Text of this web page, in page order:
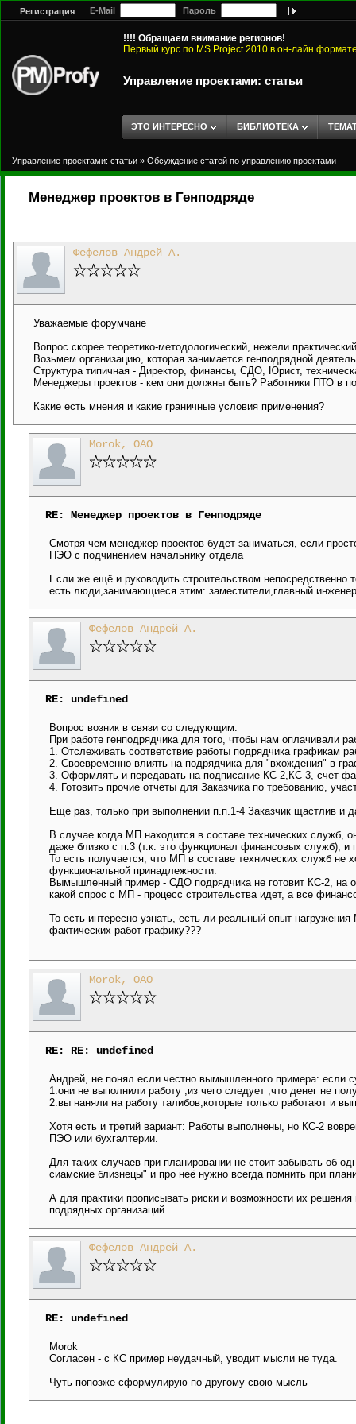
Регистрация E-Mail Пароль
!!!! Обращаем внимание регионов!
Первый курс по MS Project 2010 в он-лайн
Управление проектами: статьи
ЭТО ИНТЕРЕСНО БИБЛИОТЕКА
Управление проектами: статьи » Обсуждение статей по управлению проектами
Менеджер проектов в Генподряде
Фефелов Андрей А.
Уважаемые форумчане
Вопрос скорее теоретико-методологический, нежели
Возьмем организацию, которая занимается генподрядной
Структура типичная - Директор, финансы, СДО, Юрист,
Менеджеры проектов - кем они должны быть? Работники ПТО в
Какие есть мнения и какие граничные условия применения?
Morok, ОАО
RE: Менеджер проектов в Генподряде
Смотря чем менеджер проектов будет заниматься, если
ПЭО с подчинением начальнику отдела
Если же ещё и руководить строительством непосредственно
есть люди,занимающиеся этим: заместители,главный
Фефелов Андрей А.
RE: undefined
Вопрос возник в связи со следующим.
При работе генподрядчика для того, чтобы нам оплачивали
1. Отслеживать соответствие работы подрядчика графикам
2. Своевременно влиять на подрядчика для "вхождения" в
3. Оформлять и передавать на подписание КС-2,КС-3, счет-
4. Готовить прочие отчеты для Заказчика по требованию,
Еще раз, только при выполнении п.п.1-4 Заказчик щастлив и
В случае когда МП находится в составе технических служб,
даже близко с п.3 (т.к. это функционал финансовых служб), и
То есть получается, что МП в составе технических служб не
функциональной принадлежности.
Вымышленный пример - СДО подрядчика не готовит КС-2, на
какой спрос с МП - процесс строительства идет, а все
То есть интересно узнать, есть ли реальный опыт
фактических работ графику???
Morok, ОАО
RE: RE: undefined
Андрей, не понял если честно вымышленного примера: если
1.они не выполнили работу ,из чего следует ,что денег не
2.вы наняли на работу талибов,которые только работают и
Хотя есть и третий вариант: Работы выполнены, но КС-2
ПЭО или бухгалтерии.
Для таких случаев при планировании не стоит забывать об
сиамские близнецы" и про неё нужно всегда помнить при
А для практики прописывать риски и возможности их
подрядных организаций.
Фефелов Андрей А.
RE: undefined
Morok
Согласен - с КС пример неудачный, уводит мысли не туда.
Чуть попозже сформулирую по другому свою мысль